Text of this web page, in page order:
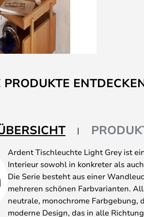
Ardent Tischleuchte Light Grey ist
Interieur sowohl in konkreter als
Die Serie besteht aus einer
mehreren schönen Farbvarianten.
neutrale, monochrome Farbgebung,
moderne Design, das in alle